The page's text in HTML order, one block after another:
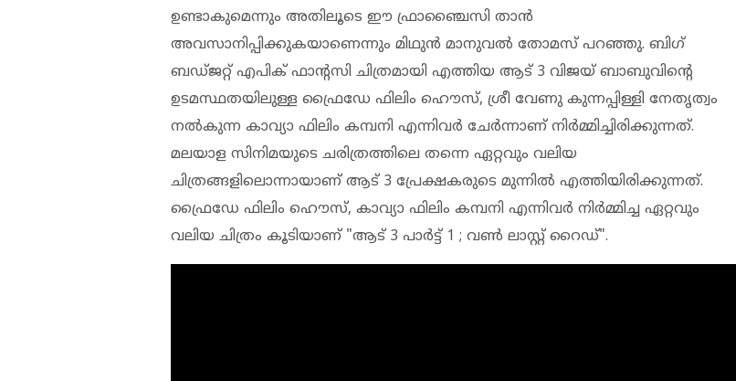
ഉണ്ടാകുമെന്നും അതിലൂടെ ഈ ഫ്രാഞ്ചൈസി താൻ
അവസാനിപ്പിക്കുകയാണെന്നും മിഥുൻ മാനുവൽ തോമസ് പറഞ്ഞു. ബിഗ്
ബഡ്ജറ്റ് എപിക് ഫാൻ്റസി ചിത്രമായി എത്തിയ ആട് 3 വിജയ് ബാബുവിന്റെ
ഉടമസ്ഥതയിലുള്ള ഫ്രൈഡേ ഫിലിം ഹൌസ്, ശ്രീ വേണു കുന്നപ്പിള്ളി നേതൃത്വം
നൽകുന്ന കാവ്യാ ഫിലിം കമ്പനി എന്നിവർ ചേർന്നാണ് നിർമ്മിച്ചിരിക്കുന്നത്.
മലയാള സിനിമയുടെ ചരിത്രത്തിലെ തന്നെ ഏറ്റവും വലിയ
ചിത്രങ്ങളിലൊന്നായാണ് ആട് 3 പ്രേക്ഷകരുടെ മുന്നിൽ എത്തിയിരിക്കുന്നത്.
ഫ്രൈഡേ ഫിലിം ഹൌസ്, കാവ്യാ ഫിലിം കമ്പനി എന്നിവർ നിർമ്മിച്ച ഏറ്റവും
വലിയ ചിത്രം കൂടിയാണ് "ആട് 3 പാർട്ട് 1 ; വൺ ലാസ്റ്റ് റൈഡ്".